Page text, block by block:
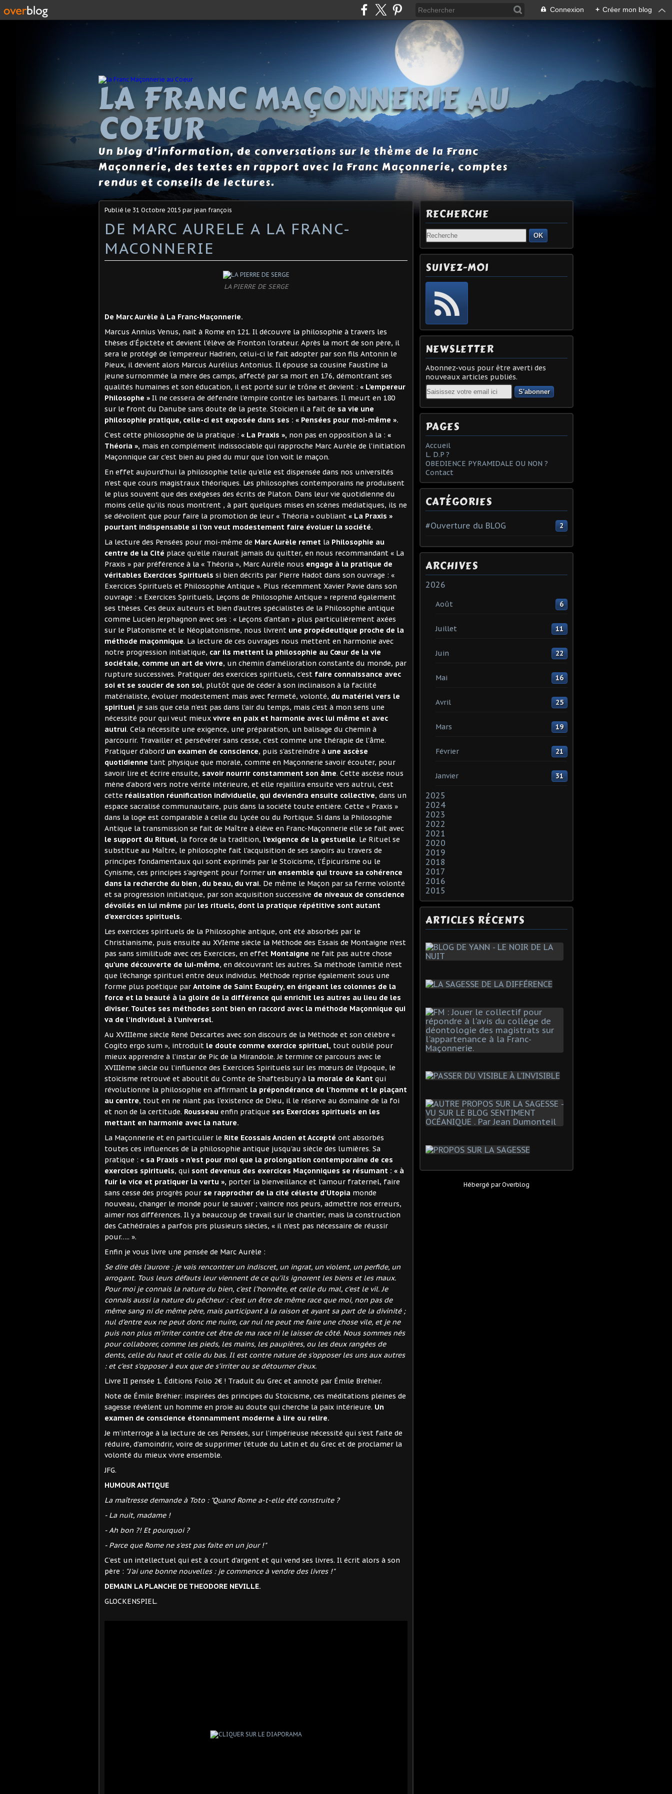
Connexion + Créer mon blog
LA FRANC MAÇONNERIE AU
COEUR
Un blog d'information, de conversations sur le thème de la Franc
Maçonnerie, des textes en rapport avec la Franc Maçonnerie, comptes
rendus et conseils de lectures.
Publié le 31 Octobre 2015 par jean françois
DE MARC AURELE A LA FRANC-
MACONNERIE
LA PIERRE DE SERGE
De Marc Aurèle à La Franc-Maçonnerie.
Marcus Annius Venus, nait à Rome en 121. Il découvre la philosophie à travers les
thèses d’Épictète et devient l’élève de Fronton l’orateur. Après la mort de son père, il
sera le protégé de l’empereur Hadrien, celui-ci le fait adopter par son fils Antonin le
Pieux, il devient alors Marcus Aurélius Antonius. Il épouse sa cousine Faustine la
jeune surnommée la mère des camps, affecté par sa mort en 176, démontrant ses
qualités humaines et son éducation, il est porté sur le trône et devient : « L’empereur
Philosophe » Il ne cessera de défendre l’empire contre les barbares. Il meurt en 180
sur le front du Danube sans doute de la peste. Stoïcien il a fait de sa vie une
philosophie pratique, celle-ci est exposée dans ses : « Pensées pour moi-même ».
C’est cette philosophie de la pratique : « La Praxis », non pas en opposition à la : «
Théoria », mais en complément indissociable qui rapproche Marc Aurèle de l’initiation
Maçonnique car c’est bien au pied du mur que l’on voit le maçon.
En effet aujourd’hui la philosophie telle qu’elle est dispensée dans nos universités
n’est que cours magistraux théoriques. Les philosophes contemporains ne produisent
le plus souvent que des exégèses des écrits de Platon. Dans leur vie quotidienne du
moins celle qu’ils nous montrent , à part quelques mises en scènes médiatiques, ils ne
se dévoilent que pour faire la promotion de leur « Théoria » oubliant « La Praxis »
pourtant indispensable si l’on veut modestement faire évoluer la société.
La lecture des Pensées pour moi-même de Marc Aurèle remet la Philosophie au
centre de la Cité place qu’elle n’aurait jamais du quitter, en nous recommandant « La
Praxis » par préférence à la « Théoria », Marc Aurèle nous engage à la pratique de
véritables Exercices Spirituels si bien décrits par Pierre Hadot dans son ouvrage : «
Exercices Spirituels et Philosophie Antique ». Plus récemment Xavier Pavie dans son
ouvrage : « Exercices Spirituels, Leçons de Philosophie Antique » reprend également
ses thèses. Ces deux auteurs et bien d’autres spécialistes de la Philosophie antique
comme Lucien Jerphagnon avec ses : « Leçons d’antan » plus particulièrement axées
sur le Platonisme et le Néoplatonisme, nous livrent une propédeutique proche de la
méthode maçonnique. La lecture de ces ouvrages nous mettent en harmonie avec
notre progression initiatique, car ils mettent la philosophie au Cœur de la vie
sociétale, comme un art de vivre, un chemin d’amélioration constante du monde, par
rupture successives. Pratiquer des exercices spirituels, c’est faire connaissance avec
soi et se soucier de son soi, plutôt que de céder à son inclinaison à la facilité
matérialiste, évoluer modestement mais avec fermeté, volonté, du matériel vers le
spirituel je sais que cela n’est pas dans l’air du temps, mais c’est à mon sens une
nécessité pour qui veut mieux vivre en paix et harmonie avec lui même et avec
autrui. Cela nécessite une exigence, une préparation, un balisage du chemin à
parcourir. Travailler et persévérer sans cesse, c’est comme une thérapie de l’âme.
Pratiquer d’abord un examen de conscience, puis s’astreindre à une ascèse
quotidienne tant physique que morale, comme en Maçonnerie savoir écouter, pour
savoir lire et écrire ensuite, savoir nourrir constamment son âme. Cette ascèse nous
mène d’abord vers notre vérité intérieure, et elle rejaillira ensuite vers autrui, c’est
cette réalisation réunification individuelle, qui deviendra ensuite collective, dans un
espace sacralisé communautaire, puis dans la société toute entière. Cette « Praxis »
dans la loge est comparable à celle du Lycée ou du Portique. Si dans la Philosophie
Antique la transmission se fait de Maître à élève en Franc-Maçonnerie elle se fait avec
le support du Rituel, la force de la tradition, l’exigence de la gestuelle. Le Rituel se
substitue au Maître, le philosophe fait l’acquisition de ses savoirs au travers de
principes fondamentaux qui sont exprimés par le Stoïcisme, l’Épicurisme ou le
Cynisme, ces principes s’agrègent pour former un ensemble qui trouve sa cohérence
dans la recherche du bien , du beau, du vrai. De même le Maçon par sa ferme volonté
et sa progression initiatique, par son acquisition successive de niveaux de conscience
dévoilés en lui même par les rituels, dont la pratique répétitive sont autant
d’exercices spirituels.
Les exercices spirituels de la Philosophie antique, ont été absorbés par le
Christianisme, puis ensuite au XVIème siècle la Méthode des Essais de Montaigne n’est
pas sans similitude avec ces Exercices, en effet Montaigne ne fait pas autre chose
qu’une découverte de lui-même, en découvrant les autres. Sa méthode l’amitié n’est
que l’échange spirituel entre deux individus. Méthode reprise également sous une
forme plus poétique par Antoine de Saint Exupéry, en érigeant les colonnes de la
force et la beauté à la gloire de la différence qui enrichit les autres au lieu de les
diviser. Toutes ses méthodes sont bien en raccord avec la méthode Maçonnique qui
va de l’individuel à l’universel.
Au XVIIIème siècle René Descartes avec son discours de la Méthode et son célèbre «
Cogito ergo sum », introduit le doute comme exercice spirituel, tout oublié pour
mieux apprendre à l’instar de Pic de la Mirandole. Je termine ce parcours avec le
XVIIIème siècle ou l’influence des Exercices Spirituels sur les mœurs de l’époque, le
stoïcisme retrouvé et aboutit du Comte de Shaftesbury à la morale de Kant qui
révolutionne la philosophie en affirmant la prépondérance de l’homme et le plaçant
au centre, tout en ne niant pas l’existence de Dieu, il le réserve au domaine de la foi
et non de la certitude. Rousseau enfin pratique ses Exercices spirituels en les
mettant en harmonie avec la nature.
La Maçonnerie et en particulier le Rite Ecossais Ancien et Accepté ont absorbés
toutes ces influences de la philosophie antique jusqu’au siècle des lumières. Sa
pratique : « sa Praxis » n’est pour moi que la prolongation contemporaine de ces
exercices spirituels, qui sont devenus des exercices Maçonniques se résumant : « à
fuir le vice et pratiquer la vertu », porter la bienveillance et l’amour fraternel, faire
sans cesse des progrès pour se rapprocher de la cité céleste d’Utopia monde
nouveau, changer le monde pour le sauver ; vaincre nos peurs, admettre nos erreurs,
aimer nos différences. Il y a beaucoup de travail sur le chantier, mais la construction
des Cathédrales a parfois pris plusieurs siècles, « il n’est pas nécessaire de réussir
pour….. ».
Enfin je vous livre une pensée de Marc Aurèle :
Se dire dès l’aurore : je vais rencontrer un indiscret, un ingrat, un violent, un perfide, un
arrogant. Tous leurs défauts leur viennent de ce qu’ils ignorent les biens et les maux.
Pour moi je connais la nature du bien, c’est l’honnête, et celle du mal, c’est le vil. Je
connais aussi la nature du pêcheur : c’est un être de même race que moi, non pas de
même sang ni de même père, mais participant à la raison et ayant sa part de la divinité ;
nul d’entre eux ne peut donc me nuire, car nul ne peut me faire une chose vile, et je ne
puis non plus m’irriter contre cet être de ma race ni le laisser de côté. Nous sommes nés
pour collaborer, comme les pieds, les mains, les paupières, ou les deux rangées de
dents, celle du haut et celle du bas. Il est contre nature de s’opposer les uns aux autres
: et c’est s’opposer à eux que de s’irriter ou se détourner d’eux.
Livre II pensée 1. Éditions Folio 2€ ! Traduit du Grec et annoté par Émile Bréhier.
Note de Émile Bréhier: inspirées des principes du Stoïcisme, ces méditations pleines de
sagesse révèlent un homme en proie au doute qui cherche la paix intérieure. Un
examen de conscience étonnamment moderne à lire ou relire.
Je m’interroge à la lecture de ces Pensées, sur l’impérieuse nécessité qui s’est faite de
réduire, d’amoindrir, voire de supprimer l’étude du Latin et du Grec et de proclamer la
volonté du mieux vivre ensemble.
JFG.
HUMOUR ANTIQUE
La maîtresse demande à Toto : "Quand Rome a-t-elle été construite ?
- La nuit, madame !
- Ah bon ?! Et pourquoi ?
- Parce que Rome ne s'est pas faite en un jour !"
C’est un intellectuel qui est à court d'argent et qui vend ses livres. Il écrit alors à son
père : "J'ai une bonne nouvelles : je commence à vendre des livres !"
DEMAIN LA PLANCHE DE THEODORE NEVILLE.
GLOCKENSPIEL.
RECHERCHE
OK
SUIVEZ-MOI
NEWSLETTER
Abonnez-vous pour être averti des
nouveaux articles publiés.
Email
PAGES
Accueil
L. D.P ?
OBEDIENCE PYRAMIDALE OU NON ?
Contact
CATÉGORIES
#Ouverture du BLOG 2
ARCHIVES
2026
Août 6
Juillet 11
Juin 22
Mai 16
Avril 25
Mars 19
Février 21
Janvier 31
2025
2024
2023
2022
2021
2020
2019
2018
2017
2016
2015
ARTICLES RÉCENTS
Hébergé parOverblog